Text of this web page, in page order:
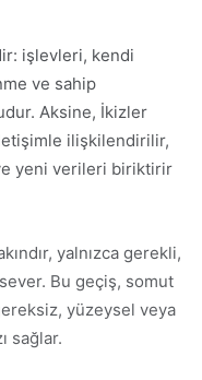
işlevleri, kendi
ve sahip
Aksine, İkizler
ilişkilendirilir,
yeni verileri biriktirir
yalnızca gerekli,
Bu geçiş, somut
yüzeysel veya
sağlar.